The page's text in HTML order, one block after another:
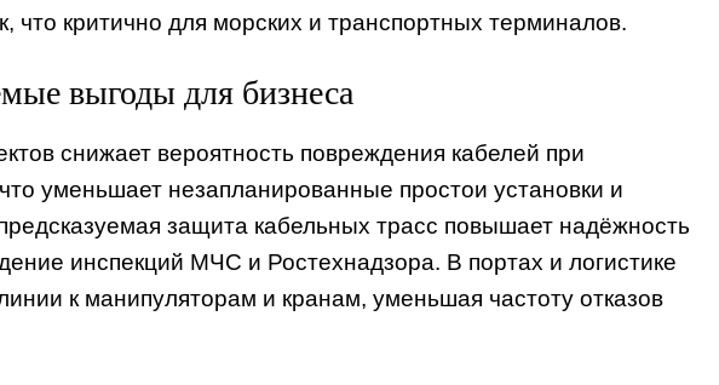
что критично для морских и транспортных терминалов.
выгоды для бизнеса
снижает вероятность повреждения кабелей при
уменьшает незапланированные простои установки и
защита кабельных трасс повышает надёжность
инспекций МЧС и Ростехнадзора. В портах и логистике
к манипуляторам и кранам, уменьшая частоту отказов